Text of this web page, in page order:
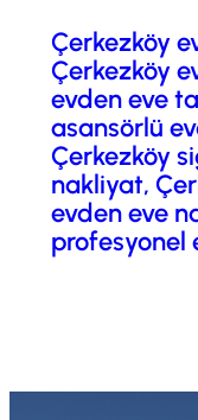
İçeriğeÇerkezköy
Çerkezköy
evden eve
asansörlü
Çerkezköy
nakliyat,
evden eve
profesyonel